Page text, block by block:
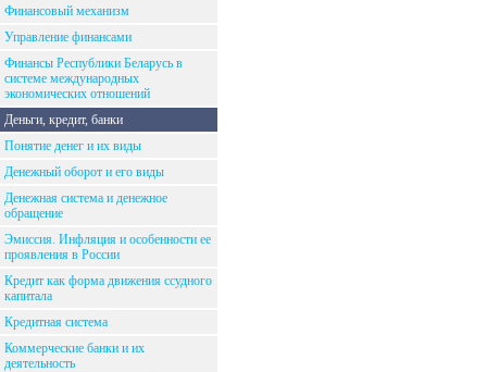
Финансовый механизм
Управление финансами
Финансы Республики Беларусь в
системе международных
экономических отношений
Деньги, кредит, банки
Понятие денег и их виды
Денежный оборот и его виды
Денежная система и денежное
обращение
Эмиссия. Инфляция и особенности ее
проявления в России
Кредит как форма движения ссудного
капитала
Кредитная система
Коммерческие банки и их
деятельность